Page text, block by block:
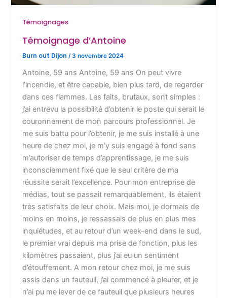
Témoignages
Témoignage d’Antoine
Burn out Dijon/3 novembre 2024
Antoine, 59 ans Antoine, 59 ans On peut vivre
l’incendie, et être capable, bien plus tard, de regarder
dans ces flammes. Les faits, brutaux, sont simples :
j’ai entrevu la possibilité d’obtenir le poste qui serait le
couronnement de mon parcours professionnel. Je
me suis battu pour l’obtenir, je me suis installé à une
heure de chez moi, je m’y suis engagé à fond sans
m’autoriser de temps d’apprentissage, je me suis
inconsciemment fixé que le seul critère de ma
réussite serait l’excellence. Pour mon entreprise de
médias, tout se passait remarquablement, ils étaient
très satisfaits de leur choix. Mais moi, je dormais de
moins en moins, je ressassais de plus en plus mes
inquiétudes, et au retour d’un week-end dans le sud,
le premier vrai depuis ma prise de fonction, plus les
kilomètres passaient, plus j’ai eu un sentiment
d’étouffement. A mon retour chez moi, je me suis
assis dans un fauteuil, j’ai commencé à pleurer, et je
n’ai pu me lever de ce fauteuil que plusieurs heures